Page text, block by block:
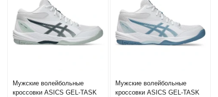
Мужские волейбольные
кроссовки ASICS GEL-TASK
Мужские волейбольные
кроссовки ASICS GEL-TASK